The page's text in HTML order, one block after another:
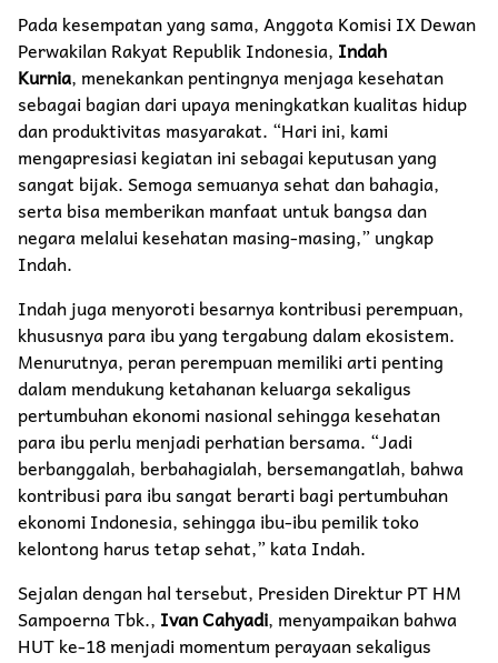
Pada kesempatan yang sama, Anggota Komisi IX Dewan
Perwakilan Rakyat Republik Indonesia, Indah
Kurnia, menekankan pentingnya menjaga kesehatan
sebagai bagian dari upaya meningkatkan kualitas hidup
dan produktivitas masyarakat. “Hari ini, kami
mengapresiasi kegiatan ini sebagai keputusan yang
sangat bijak. Semoga semuanya sehat dan bahagia,
serta bisa memberikan manfaat untuk bangsa dan
negara melalui kesehatan masing-masing,” ungkap
Indah.
Indah juga menyoroti besarnya kontribusi perempuan,
khususnya para ibu yang tergabung dalam ekosistem.
Menurutnya, peran perempuan memiliki arti penting
dalam mendukung ketahanan keluarga sekaligus
pertumbuhan ekonomi nasional sehingga kesehatan
para ibu perlu menjadi perhatian bersama. “Jadi
berbanggalah, berbahagialah, bersemangatlah, bahwa
kontribusi para ibu sangat berarti bagi pertumbuhan
ekonomi Indonesia, sehingga ibu-ibu pemilik toko
kelontong harus tetap sehat,” kata Indah.
Sejalan dengan hal tersebut, Presiden Direktur PT HM
Sampoerna Tbk., Ivan Cahyadi, menyampaikan bahwa
HUT ke-18 menjadi momentum perayaan sekaligus